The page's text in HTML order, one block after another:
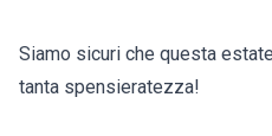
Siamo sicuri che questa
tanta spensieratezza!